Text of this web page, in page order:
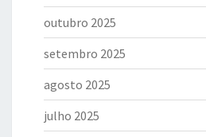
outubro 2025
setembro 2025
agosto 2025
julho 2025